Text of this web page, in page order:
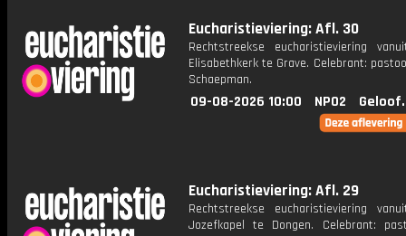
Eucharistieviering: Afl. 30
Rechtstreekse eucharistieviering
Elisabethkerk te Grave. Celebrant:
Schaepman.
09-08-2026 10:00 NPO2
Eucharistieviering: Afl. 29
Rechtstreekse eucharistieviering
Jozefkapel te Dongen. Celebrant: